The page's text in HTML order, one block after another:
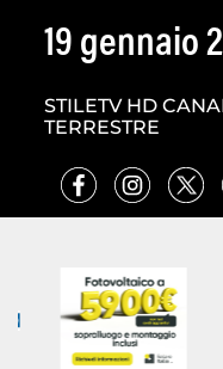
19 gennaio
STILETV HD
TERRESTRE